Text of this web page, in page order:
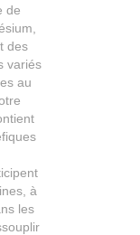
de
des
variés
au
à
les